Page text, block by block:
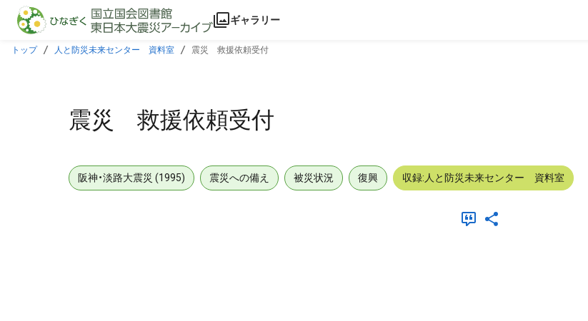
本文に飛ぶ
ギャラリー
トップ 人と防災未来センター 資料室 震災 救援依頼受付
震災 救援依頼受付
阪神・淡路大震災 (1995) 震災への備え 被災状況 復興 収録:人と防災未来センター 資料室